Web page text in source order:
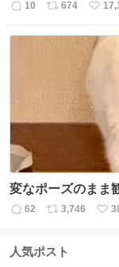
返
10
リ
ス
数
674
い
ね
数
変なポーズのまま
返
数
62
リ
ス
3,746
い
人気ポスト